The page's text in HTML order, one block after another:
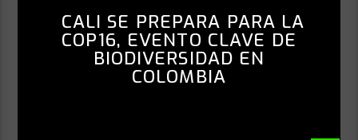
CALI SE PREPARA PARA LA
COP16, EVENTO CLAVE DE
BIODIVERSIDAD EN
COLOMBIA